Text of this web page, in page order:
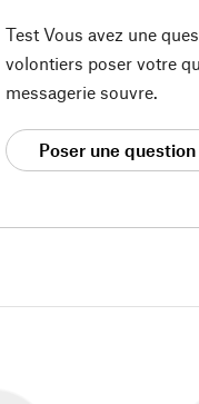
Test Vous avez une
volontiers poser votre
messagerie souvre.
Poser une question